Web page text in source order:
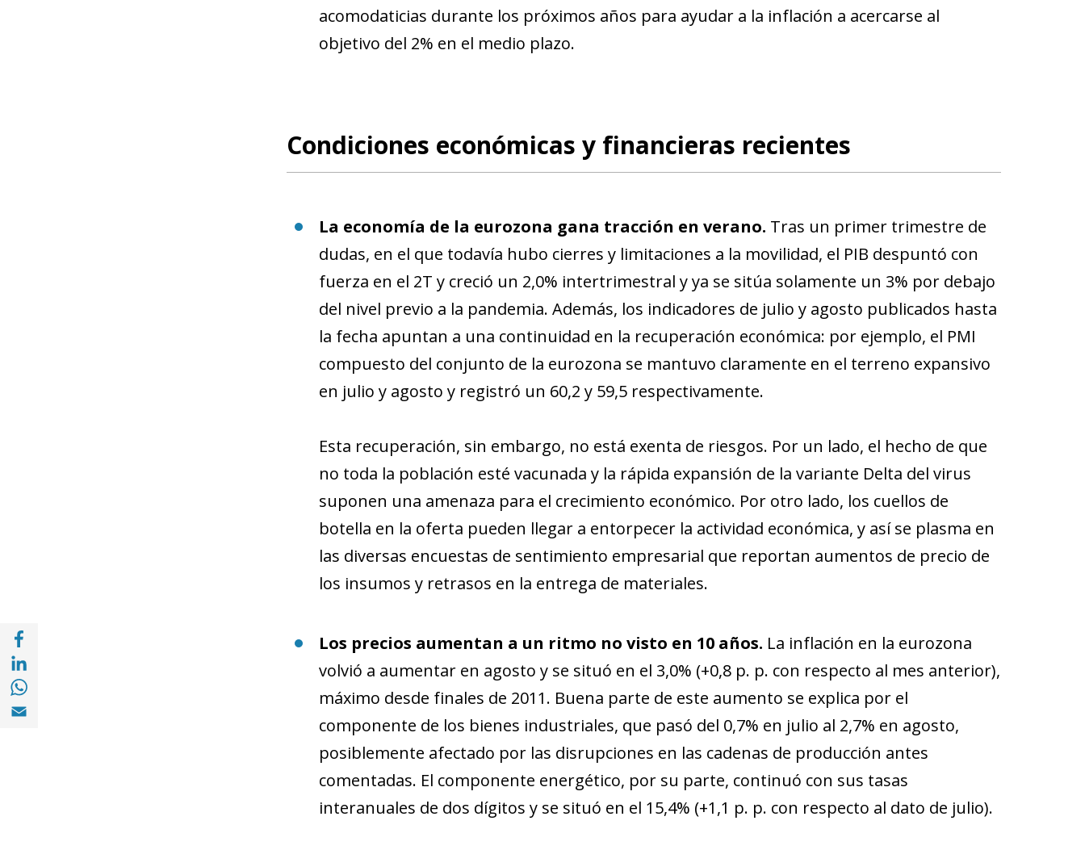
Compartir a Facebook (opens in a new window)
Compartir a with Linkedin (opens in a new window)
Compartir a with Whatsapp (opens in a new window)
Compartir a Email (opens in a new window)
acomodaticias durante los próximos años para ayudar a la inflación a acercarse al
objetivo del 2% en el medio plazo.
Condiciones económicas y financieras recientes
La economía de la eurozona gana tracción en verano. Tras un primer trimestre de
dudas, en el que todavía hubo cierres y limitaciones a la movilidad, el PIB despuntó con
fuerza en el 2T y creció un 2,0% intertrimestral y ya se sitúa solamente un 3% por debajo
del nivel previo a la pandemia. Además, los indicadores de julio y agosto publicados hasta
la fecha apuntan a una continuidad en la recuperación económica: por ejemplo, el PMI
compuesto del conjunto de la eurozona se mantuvo claramente en el terreno expansivo
en julio y agosto y registró un 60,2 y 59,5 respectivamente.
Esta recuperación, sin embargo, no está exenta de riesgos. Por un lado, el hecho de que
no toda la población esté vacunada y la rápida expansión de la variante Delta del virus
suponen una amenaza para el crecimiento económico. Por otro lado, los cuellos de
botella en la oferta pueden llegar a entorpecer la actividad económica, y así se plasma en
las diversas encuestas de sentimiento empresarial que reportan aumentos de precio de
los insumos y retrasos en la entrega de materiales.
Los precios aumentan a un ritmo no visto en 10 años. La inflación en la eurozona
volvió a aumentar en agosto y se situó en el 3,0% (+0,8 p. p. con respecto al mes anterior),
máximo desde finales de 2011. Buena parte de este aumento se explica por el
componente de los bienes industriales, que pasó del 0,7% en julio al 2,7% en agosto,
posiblemente afectado por las disrupciones en las cadenas de producción antes
comentadas. El componente energético, por su parte, continuó con sus tasas
interanuales de dos dígitos y se situó en el 15,4% (+1,1 p. p. con respecto al dato de julio).